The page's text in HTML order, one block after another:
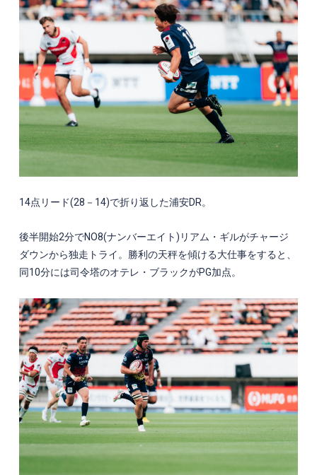
14点リード(28 － 14)で折り返した浦安DR。
後半開始2分でNO8(ナンバーエイト) リアム・ギルがチャージ
ダウンから独走トライ。勝利の天秤を傾ける大仕事をすると、
同10分には司令塔のオテレ・ブラックがPG加点。